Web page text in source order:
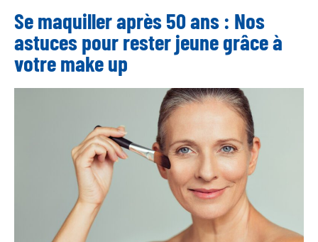
Se maquiller après 50 ans : Nos
astuces pour rester jeune grâce à
votre make up